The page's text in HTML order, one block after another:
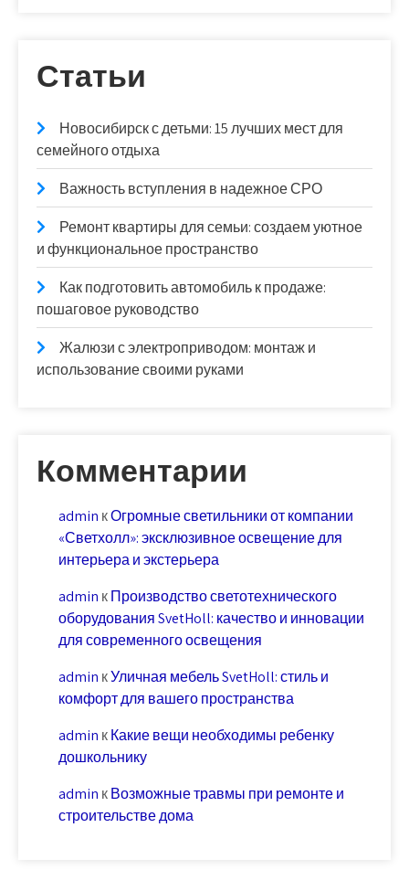
Статьи
Новосибирск с детьми: 15 лучших мест для
семейного отдыха
Важность вступления в надежное СРО
Ремонт квартиры для семьи: создаем уютное
и функциональное пространство
Как подготовить автомобиль к продаже:
пошаговое руководство
Жалюзи с электроприводом: монтаж и
использование своими руками
Комментарии
admin кОгромные светильники от компании
«Светхолл»: эксклюзивное освещение для
интерьера и экстерьера
admin кПроизводство светотехнического
оборудования SvetHoll: качество и инновации
для современного освещения
admin кУличная мебель SvetHoll: стиль и
комфорт для вашего пространства
admin кКакие вещи необходимы ребенку
дошкольнику
admin кВозможные травмы при ремонте и
строительстве дома